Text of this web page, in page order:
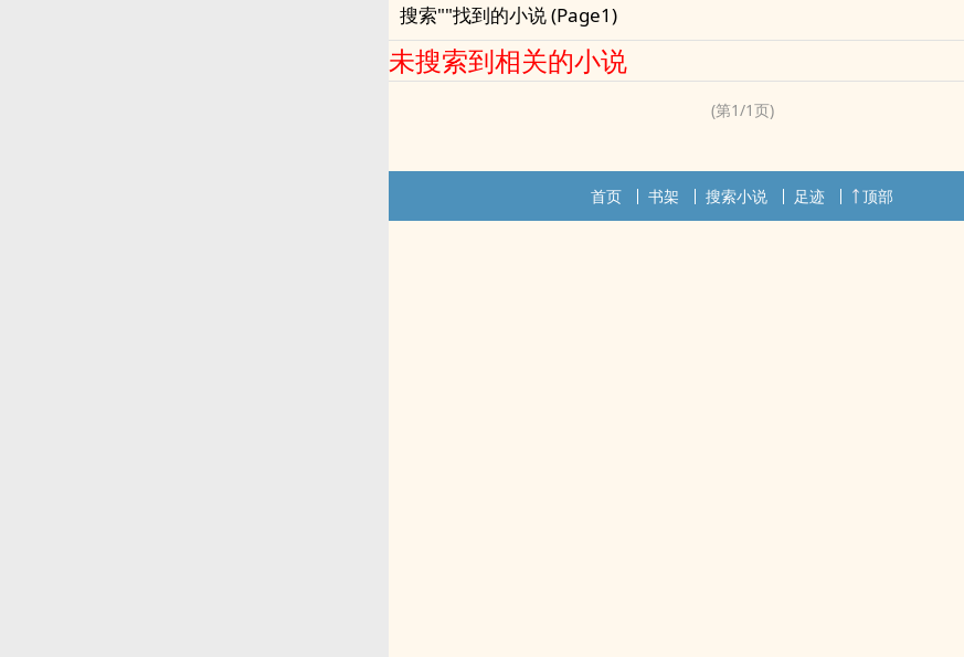
搜索""找到的小说 (Page1)
未搜索到相关的小说
(第1/1页)
首页 书架 搜索小说 足迹 顶部